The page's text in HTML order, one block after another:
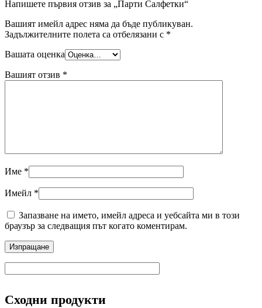
Напишете първия отзив за „Парти Салфетки“
Вашият имейл адрес няма да бъде публикуван.
Задължителните полета са отбелязани с *
Вашата оценка
Вашият отзив *
Име *
Имейл *
Запазване на името, имейл адреса и уебсайта ми в този
браузър за следващия път когато коментирам.
Сходни продукти